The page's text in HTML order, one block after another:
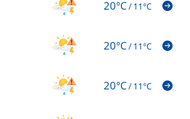
20°C/11°C
20°C/11°C
20°C/11°C